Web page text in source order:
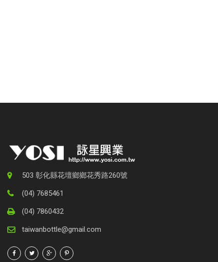
503 彰化縣花壇鄉鄉花秀路260號
(04) 7685461
(04) 7860432
taiwanbottle@gmail.com